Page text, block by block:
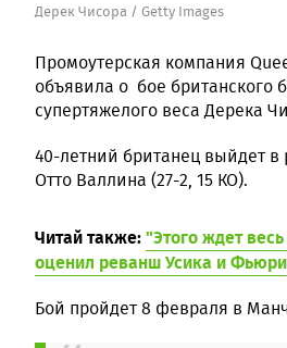
Дерек Чисора / Getty Images
Промоутерская компания
объявила о бое британского
супертяжелого веса Дерека
40-летний британец выйдет
Отто Валлина (27-2, 15 КО).
Читай также:"Этого ждет
оценил реванш Усика и Фьюри
Бой пройдет 8 февраля в